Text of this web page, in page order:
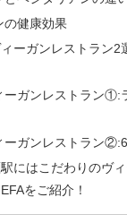
の健康効果
ーガンレストラン2
ーガンレストラン①:
ーガンレストラン
にはこだわりのヴ
をご紹介！